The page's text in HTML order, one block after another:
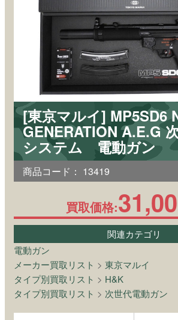
[東京マルイ] MP5SD6
GENERATION A.E.G
システム 電動ガン
商品コード： 13419
買取価格:
関連カテゴリ
電動ガン
メーカー買取リスト > 東京マルイ
タイプ別買取リスト > H&K
タイプ別買取リスト > 次世代電動ガン